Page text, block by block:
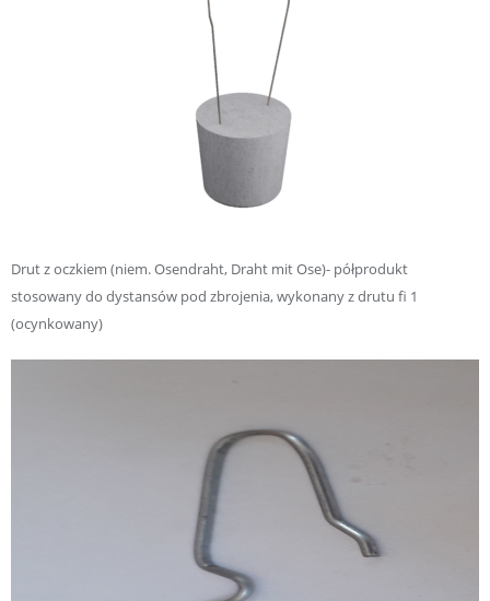
Drut z oczkiem (niem. Osendraht, Draht mit Ose)- półprodukt
stosowany do dystansów pod zbrojenia, wykonany z drutu fi 1
(ocynkowany)